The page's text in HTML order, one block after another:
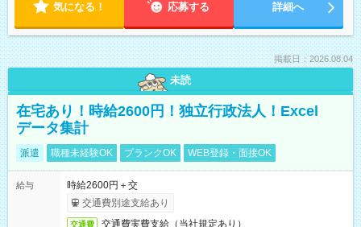
気になる！ 応募する 詳細へ
掲載日：2026.08.04
未読
在宅あり！時給2600円！独立行政法人！Excel
データ集計
派遣 職種未経験OK ブランクOK WEB登録・面接OK
給与
時給2600円＋交
交通費別途支給あり
交通費 交通費実費支給（当社規定あり）